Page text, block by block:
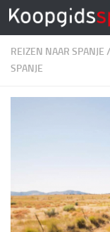
Doorgaan naar
REIZEN NAAR SPANJE /
SPANJE